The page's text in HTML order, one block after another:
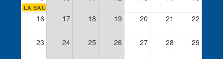
LA BAUME in KRAM
16 17 18 19 20 21 22
23 24 25 26 27 28 29